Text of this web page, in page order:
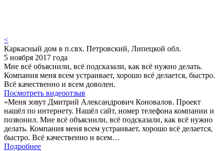
<
Каркасный дом в п.свх. Петровский, Липецкой обл.
5 ноября 2017 года
Мне всё объяснили, всё подсказали, как всё нужно делать.
Компания меня всем устраивает, хорошо всё делается, быстро.
Всё качественно и всем доволен.
Посмотреть видеоотзыв
«Меня зовут Дмитрий Александрович Коновалов. Проект
нашёл по интернету. Нашёл сайт, номер телефона компании и
позвонил. Мне всё объяснили, всё подсказали, как всё нужно
делать. Компания меня всем устраивает, хорошо всё делается,
быстро. Всё качественно и всем…
Подробнее